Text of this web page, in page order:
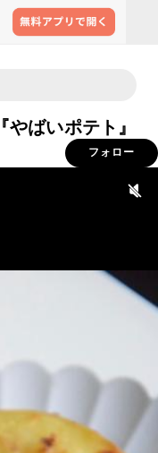
ばいポテト』
フォロー